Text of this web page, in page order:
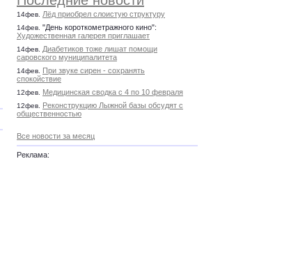
14фев. Лёд приобрел слоистую структуру
14фев. "День короткометражного кино":
Художественная галерея приглашает
14фев.
Диабетиков тоже лишат помощи
саровского муниципалитета
14фев.
При звуке сирен - сохранять
спокойствие
12фев. Медицинская сводка с 4 по 10 февраля
12фев.
Реконструкцию Лыжной базы обсудят с
общественностью
Все новости за месяц
Реклама: